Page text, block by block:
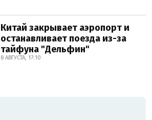
Китай закрывает аэропорт и
останавливает поезда из-за
тайфуна "Дельфин"
8 АВГУСТА, 17:10